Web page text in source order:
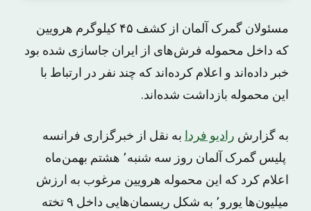
مسئولان گمرک آلمان از کشف ۴۵ کیلوگرم هرویین
که داخل محموله فرش‌های از ایران جاسازی شده بود
خبر داده‌اند و اعلام کرده‌اند که چند نفر در ارتباط با
این محموله بازداشت شده‌اند.
به گزارش رادیو فردا
به نقل از خبرگزاری فرانسه
پلیس گمرک آلمان روز سه شنبه٬ هشتم بهمن‌ماه
اعلام کرد که این محموله هرویین مرغوب به ارزش
میلیون‌ها یورو٬ به شکل ریسمان‌هایی داخل ۹ تخته